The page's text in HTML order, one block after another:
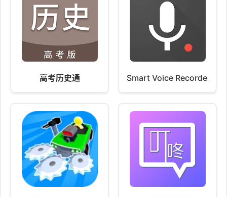
高考历史通 Smart Voice Recorder